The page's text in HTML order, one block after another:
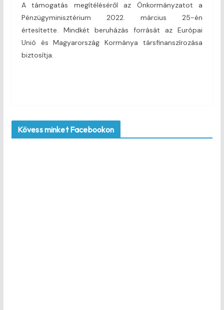
A támogatás megítéléséről az Önkormányzatot a
Pénzügyminisztérium 2022. március 25-én
értesítette. Mindkét beruházás forrását az Európai
Unió és Magyarország Kormánya társfinanszírozása
biztosítja.
Kövess minket Facebookon